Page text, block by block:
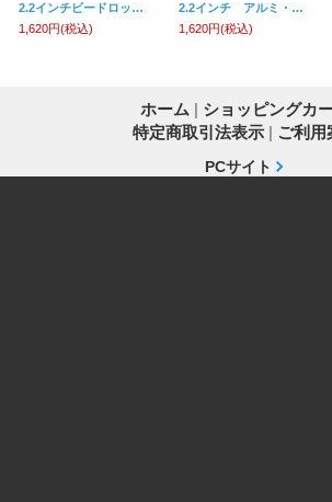
2.2インチビードロックホイール（2コ入り/リング別）
1,620円(税込)
2.2インチ アルミ・ビードロックリング（4コ入り）*1台分ですと２セット（８コ）必要です。
1,620円(税込)
ホーム | ショッピングカ
特定商取引法表示 | ご利用
PCサイト